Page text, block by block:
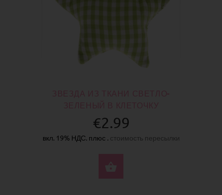
€2.99
вкл. 19% НДС. плюс . стоимость пересылки